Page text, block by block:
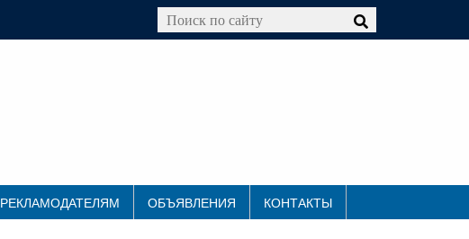
РЕКЛАМОДАТЕЛЯМ ОБЪЯВЛЕНИЯ КОНТАКТЫ